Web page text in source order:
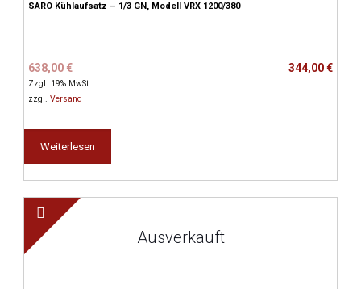
SARO Kühlaufsatz – 1/3 GN, Modell VRX 1200/380
638,00€Ursprünglicher
Preis
war:
344,00€
Aktueller
Preis
ist:
Zzgl. 19% MwSt.
zzgl.Versand
Weiterlesen
Ausverkauft